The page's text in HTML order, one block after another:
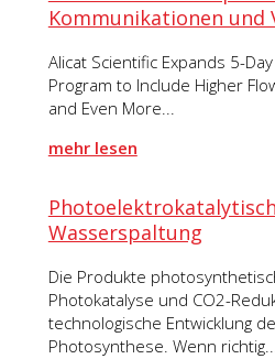
Kommunikationen und
Alicat Scientific Expands 5-
Program to Include Higher
and Even More...
mehr lesen
Wasserspaltung
Die Produkte
Photokatalyse und CO2-
technologische Entwicklung
Photosynthese. Wenn